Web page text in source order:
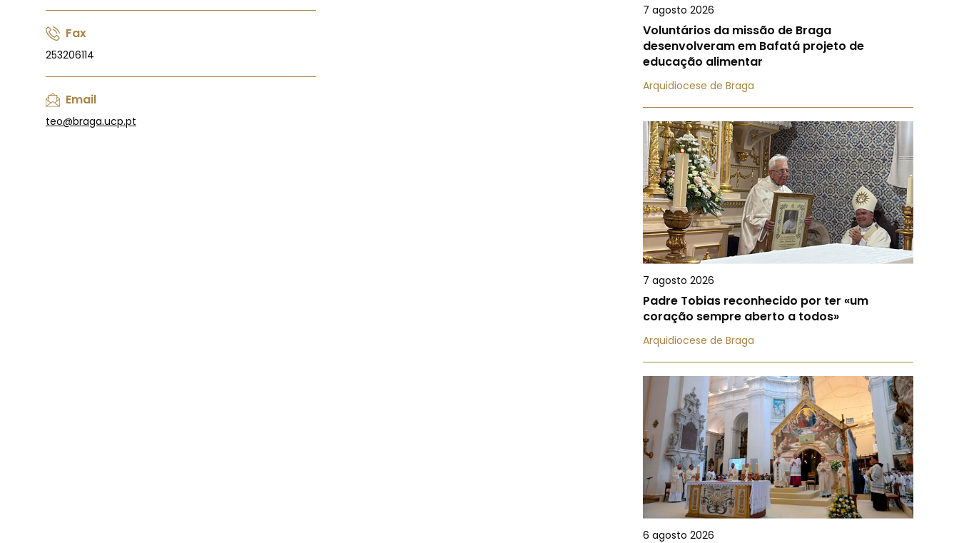
Fax
253206114
Email
teo@braga.ucp.pt
7 agosto 2026
Voluntários da missão de Braga
desenvolveram em Bafatá projeto de
educação alimentar
Arquidiocese de Braga
7 agosto 2026
Padre Tobias reconhecido por ter «um
coração sempre aberto a todos»
Arquidiocese de Braga
6 agosto 2026